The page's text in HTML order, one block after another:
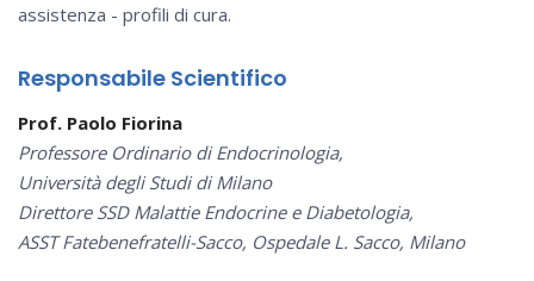
assistenza - profili di cura.
Responsabile Scientifico
Prof. Paolo Fiorina
Professore Ordinario di Endocrinologia,
Università degli Studi di Milano
Direttore SSD Malattie Endocrine e Diabetologia,
ASST Fatebenefratelli-Sacco, Ospedale L. Sacco, Milano